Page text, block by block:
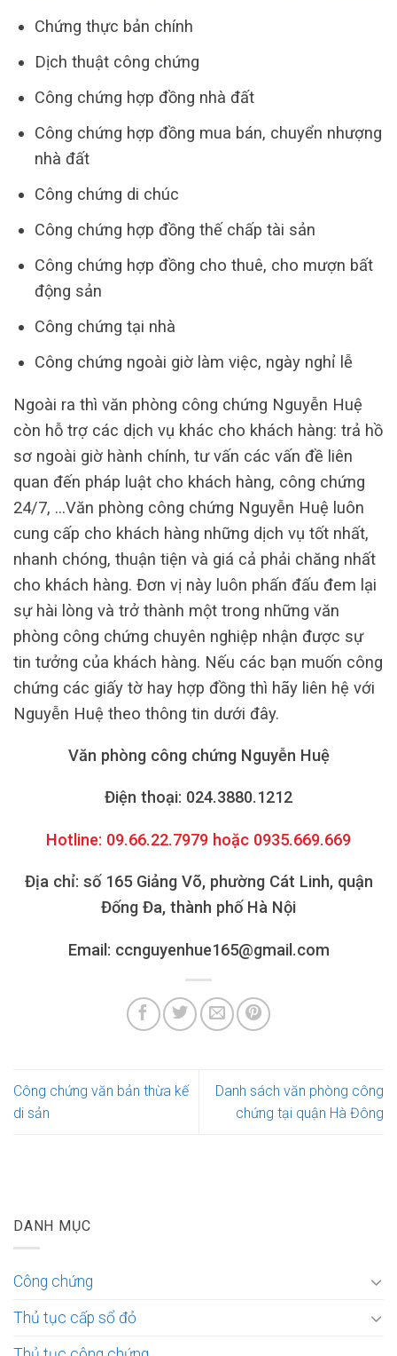
Chứng thực bản chính
Dịch thuật công chứng
Công chứng hợp đồng nhà đất
Công chứng hợp đồng mua bán, chuyển nhượng
nhà đất
Công chứng di chúc
Công chứng hợp đồng thế chấp tài sản
Công chứng hợp đồng cho thuê, cho mượn bất
động sản
Công chứng tại nhà
Công chứng ngoài giờ làm việc, ngày nghỉ lễ
Ngoài ra thì văn phòng công chứng Nguyễn Huệ
còn hỗ trợ các dịch vụ khác cho khách hàng: trả hồ
sơ ngoài giờ hành chính, tư vấn các vấn đề liên
quan đến pháp luật cho khách hàng, công chứng
24/7, …Văn phòng công chứng Nguyễn Huệ luôn
cung cấp cho khách hàng những dịch vụ tốt nhất,
nhanh chóng, thuận tiện và giá cả phải chăng nhất
cho khách hàng. Đơn vị này luôn phấn đấu đem lại
sự hài lòng và trở thành một trong những văn
phòng công chứng chuyên nghiệp nhận được sự
tin tưởng của khách hàng. Nếu các bạn muốn công
chứng các giấy tờ hay hợp đồng thì hãy liên hệ với
Nguyễn Huệ theo thông tin dưới đây.
Văn phòng công chứng Nguyễn Huệ
Điện thoại: 024.3880.1212
Hotline: 09.66.22.7979 hoặc 0935.669.669
Địa chỉ: số 165 Giảng Võ, phường Cát Linh, quận
Đống Đa, thành phố Hà Nội
Email: ccnguyenhue165@gmail.com
Công chứng văn bản thừa kế
di sản
Danh sách văn phòng công
chứng tại quận Hà Đông
DANH MỤC
Công chứng
Thủ tục cấp sổ đỏ